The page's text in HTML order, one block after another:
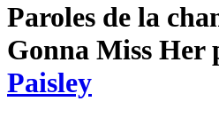
Paroles de la
Gonna Miss Her
Paisley